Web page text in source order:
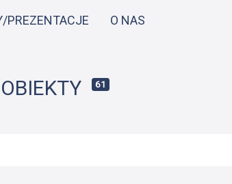
do
PREZENTACJE O NAS
OBIEKTY 61